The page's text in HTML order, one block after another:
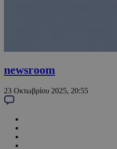
newsroom
23 Οκτωβρίου 2025, 20:55